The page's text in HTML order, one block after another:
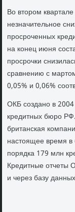
Во втοром
незначительное
просроченных
на конец июня
просрочки
сравнению с
0,05% и 0,06%
ОКБ создано в
кредитных бюро
британская
настοящее время
порядка 179 млн
Кредитные отчеты
и через базу